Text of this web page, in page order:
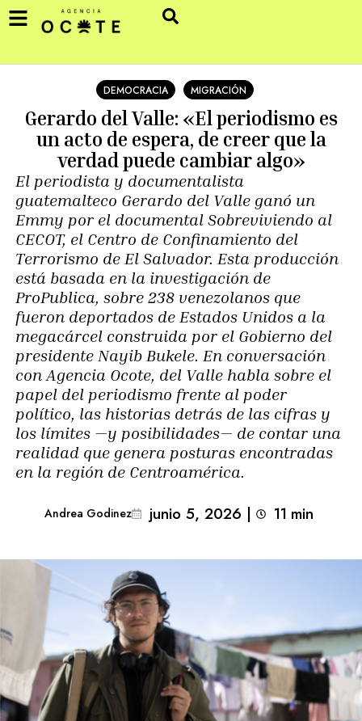
DEMOCRACIA MIGRACIÓN
Gerardo del Valle: «El periodismo es
un acto de espera, de creer que la
verdad puede cambiar algo»
El periodista y documentalista
guatemalteco Gerardo del Valle ganó un
Emmy por el documental Sobreviviendo al
CECOT, el Centro de Confinamiento del
Terrorismo de El Salvador. Esta producción
está basada en la investigación de
ProPublica, sobre 238 venezolanos que
fueron deportados de Estados Unidos a la
megacárcel construida por el Gobierno del
presidente Nayib Bukele. En conversación
con Agencia Ocote, del Valle habla sobre el
papel del periodismo frente al poder
político, las historias detrás de las cifras y
los límites —y posibilidades— de contar una
realidad que genera posturas encontradas
en la región de Centroamérica.
Andrea Godinez junio 5, 2026 | 11 min